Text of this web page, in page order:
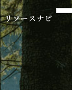
リソースナビ